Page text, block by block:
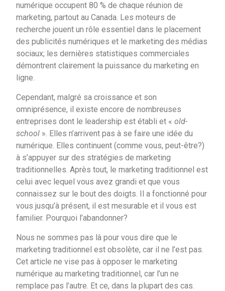
numérique occupent 80 % de chaque réunion de
marketing, partout au Canada. Les moteurs de
recherche jouent un rôle essentiel dans le placement
des publicités numériques et le marketing des médias
sociaux; les dernières statistiques commerciales
démontrent clairement la puissance du marketing en
ligne.
Cependant, malgré sa croissance et son
omniprésence, il existe encore de nombreuses
entreprises dont le leadership est établi et « old-
school ». Elles n’arrivent pas à se faire une idée du
numérique. Elles continuent (comme vous, peut-être?)
à s’appuyer sur des stratégies de marketing
traditionnelles. Après tout, le marketing traditionnel est
celui avec lequel vous avez grandi et que vous
connaissez sur le bout des doigts. Il a fonctionné pour
vous jusqu’à présent, il est mesurable et il vous est
familier. Pourquoi l’abandonner?
Nous ne sommes pas là pour vous dire que le
marketing traditionnel est obsolète, car il ne l’est pas.
Cet article ne vise pas à opposer le marketing
numérique au marketing traditionnel, car l’un ne
remplace pas l’autre. Et ce, dans la plupart des cas.